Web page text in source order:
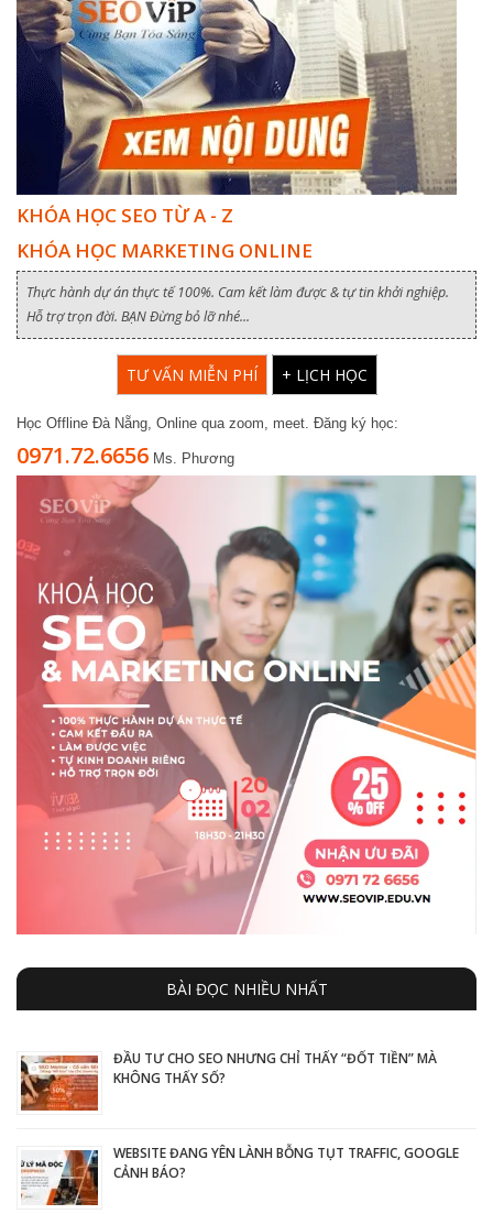
KHÓA HỌC SEO TỪ A - Z
KHÓA HỌC MARKETING ONLINE
Thực hành dự án thực tế 100%. Cam kết làm được & tự tin khởi nghiệp.
Hỗ trợ trọn đời. BẠN Đừng bỏ lỡ nhé...
TƯ VẤN MIỄN PHÍ + LỊCH HỌC
Học Offline Đà Nẵng, Online qua zoom, meet. Đăng ký học:
0971.72.6656 Ms. Phương
BÀI ĐỌC NHIỀU NHẤT
ĐẦU TƯ CHO SEO NHƯNG CHỈ THẤY “ĐỐT TIỀN” MÀ
KHÔNG THẤY SỐ?
WEBSITE ĐANG YÊN LÀNH BỖNG TỤT TRAFFIC, GOOGLE
CẢNH BÁO?